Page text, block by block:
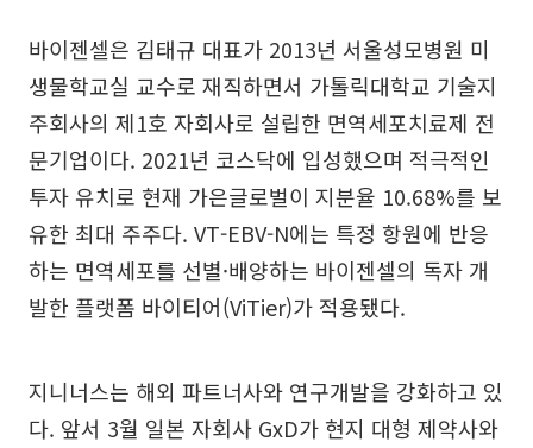
바이젠셀은 김태규 대표가 2013년 서울성모병원 미
생물학교실 교수로 재직하면서 가톨릭대학교 기술지
주회사의 제1호 자회사로 설립한 면역세포치료제 전
문기업이다. 2021년 코스닥에 입성했으며 적극적인
투자 유치로 현재 가은글로벌이 지분율 10.68%를 보
유한 최대 주주다. VT-EBV-N에는 특정 항원에 반응
하는 면역세포를 선별·배양하는 바이젠셀의 독자 개
발한 플랫폼 바이티어(ViTier)가 적용됐다.
지니너스는 해외 파트너사와 연구개발을 강화하고 있
다. 앞서 3월 일본 자회사 GxD가 현지 대형 제약사와